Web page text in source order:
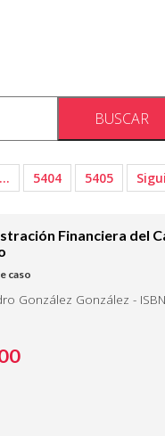
… 5404 5405
Financiera del
caso
González González -